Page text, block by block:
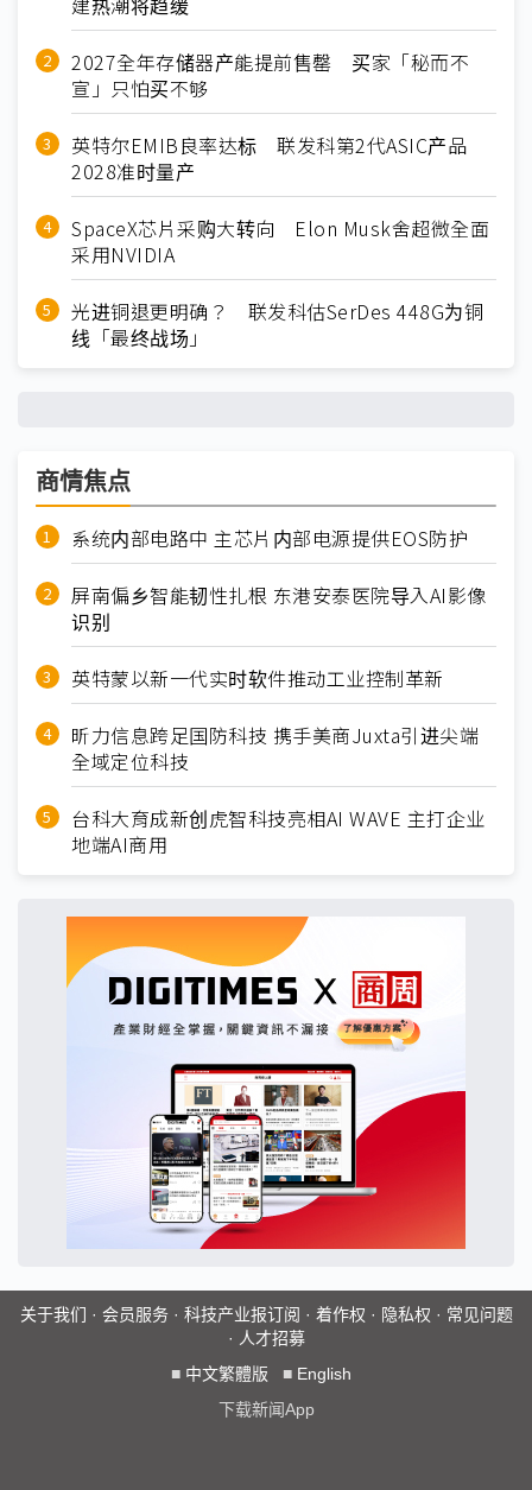
2027全年存储器产能提前售罄 买家「秘而不
宣」只怕买不够
英特尔EMIB良率达标 联发科第2代ASIC产品
2028准时量产
SpaceX芯片采购大转向 Elon Musk舍超微全面
采用NVIDIA
光进铜退更明确？ 联发科估SerDes 448G为铜
线「最终战场」
商情焦点
系统内部电路中 主芯片内部电源提供EOS防护
屏南偏乡智能韧性扎根 东港安泰医院导入AI影像
识别
英特蒙以新一代实时软件推动工业控制革新
昕力信息跨足国防科技 携手美商Juxta引进尖端
全域定位科技
台科大育成新创虎智科技亮相AI WAVE 主打企业
地端AI商用
关于我们 · 会员服务· 科技产业报订阅 · 着作权 · 隐私权 · 常见问题
· 人才招募
■ 中文繁體版 ■ English
下载新闻App